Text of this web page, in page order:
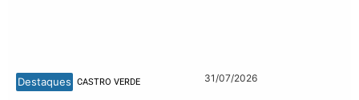
Destaques CASTRO VERDE 31/07/2026